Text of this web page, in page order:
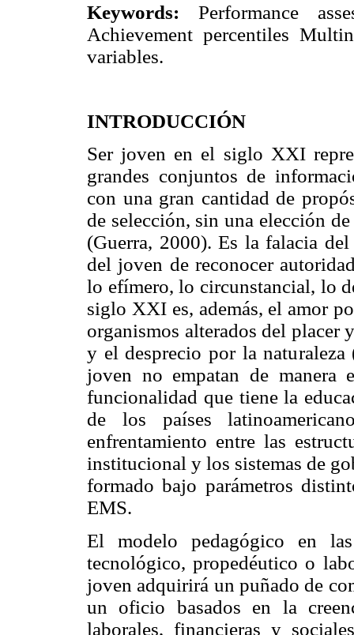
Keywords: Performance
Achievement percentiles
variables.
INTRODUCCIÓN
Ser joven en el siglo XXI
grandes conjuntos de
con una gran cantidad de
de selección, sin una elección
(Guerra, 2000). Es la falacia
del joven de reconocer
lo efímero, lo circunstancial, lo
siglo XXI es, además, el amor
organismos alterados del placer
y el desprecio por la naturaleza
joven no empatan de
funcionalidad que tiene la
de los países
enfrentamiento entre las
institucional y los sistemas de
formado bajo parámetros
EMS.
El modelo pedagógico en
tecnológico, propedéutico o
joven adquirirá un puñado de
un oficio basados en la
laborales, financieras y